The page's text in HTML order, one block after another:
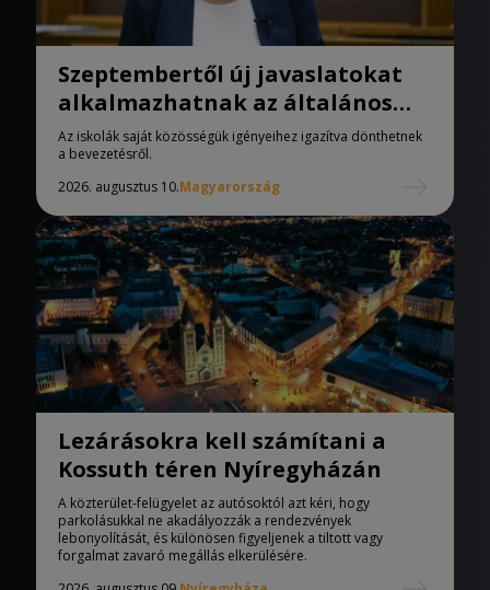
Szeptembertől új javaslatokat
alkalmazhatnak az általános
iskolák
Az iskolák saját közösségük igényeihez igazítva dönthetnek
a bevezetésről.
2026. augusztus 10.Magyarország
Lezárásokra kell számítani a
Kossuth téren Nyíregyházán
A közterület-felügyelet az autósoktól azt kéri, hogy
parkolásukkal ne akadályozzák a rendezvények
lebonyolítását, és különösen figyeljenek a tiltott vagy
forgalmat zavaró megállás elkerülésére.